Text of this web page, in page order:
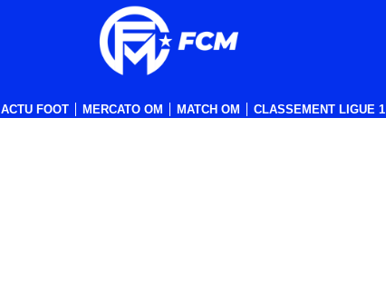
ACTU FOOT MERCATO OM MATCH OM CLASSEMENT LIGUE 1